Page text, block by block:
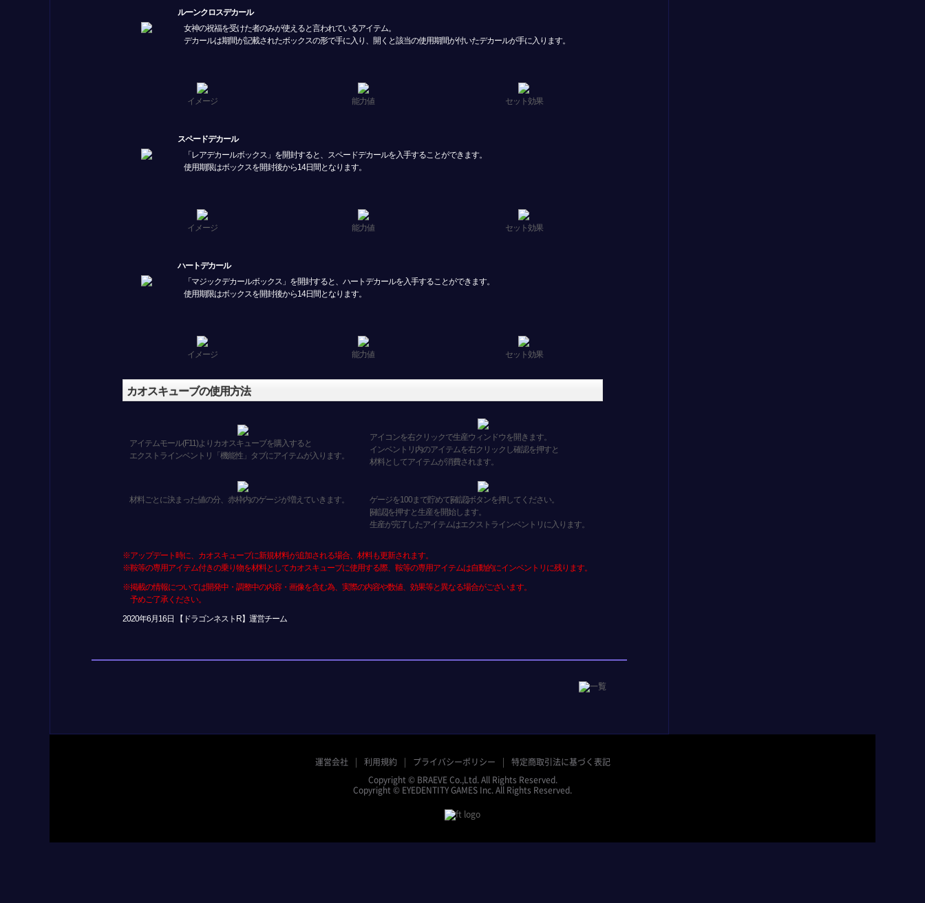
ルーンクロスデカール
女神の祝福を受けた者のみが使えると言われているアイテム。
デカールは期間が記載されたボックスの形で手に入り、開くと該当の使用期間が付いたデカールが手に入ります。
イメージ 能力値 セット効果
スペードデカール
「レアデカールボックス」を開封すると、スペードデカールを入手することができます。
使用期限はボックスを開封後から14日間となります。
イメージ 能力値 セット効果
ハートデカール
「マジックデカールボックス」を開封すると、ハートデカールを入手することができます。
使用期限はボックスを開封後から14日間となります。
イメージ 能力値 セット効果
カオスキューブの使用方法
アイテムモール(F11)よりカオスキューブを購入すると
エクストラインベントリ「機能性」タブにアイテムが入ります。
アイコンを右クリックで生産ウィンドウを開きます。
インベントリ内のアイテムを右クリックし確認を押すと
材料としてアイテムが消費されます。
材料ごとに決まった値の分、赤枠内のゲージが増えていきます。
ゲージを100まで貯めて[確認]ボタンを押してください。
[確認]を押すと生産を開始します。
生産が完了したアイテムはエクストラインベントリに入ります。
※アップデート時に、カオスキューブに新規材料が追加される場合、材料も更新されます。
※鞍等の専用アイテム付きの乗り物を材料としてカオスキューブに使用する際、鞍等の専用アイテムは自動的にインベントリに残ります。
※掲載の情報については開発中・調整中の内容・画像を含む為、実際の内容や数値、効果等と異なる場合がございます。
予めご了承ください。
2020年6月16日 【ドラゴンネストR】運営チーム
運営会社 利用規約 プライバシーポリシー 特定商取引法に基づく表記
Copyright © BRAEVE Co.,Ltd. All Rights Reserved.
Copyright © EYEDENTITY GAMES Inc. All Rights Reserved.